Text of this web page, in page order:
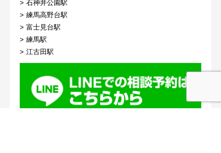
石神井公園駅
練馬高野台駅
富士見台駅
練馬駅
江古田駅